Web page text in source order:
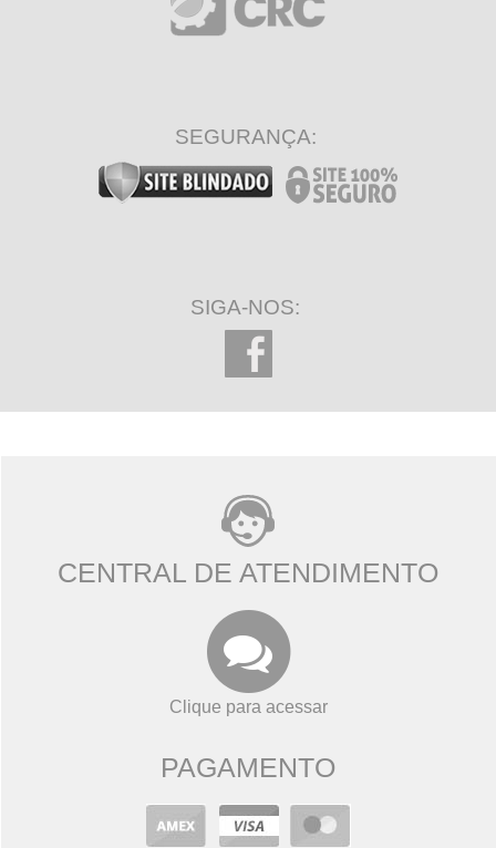
SEGURANÇA:
SIGA-NOS:
CENTRAL DE ATENDIMENTO
Clique para acessar
PAGAMENTO